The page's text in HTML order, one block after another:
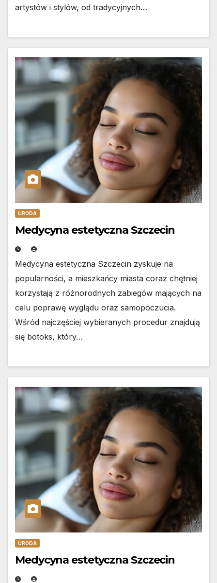
artystów i stylów, od tradycyjnych…
URODA
Medycyna estetyczna Szczecin
Medycyna estetyczna Szczecin zyskuje na
popularności, a mieszkańcy miasta coraz chętniej
korzystają z różnorodnych zabiegów mających na
celu poprawę wyglądu oraz samopoczucia.
Wśród najczęściej wybieranych procedur znajdują
się botoks, który…
URODA
Medycyna estetyczna Szczecin